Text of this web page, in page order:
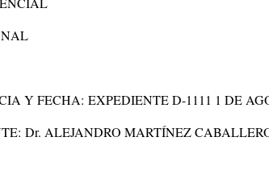
Y FECHA: EXPEDIENTE D-1111 1 DE
Dr. ALEJANDRO MARTÍNEZ